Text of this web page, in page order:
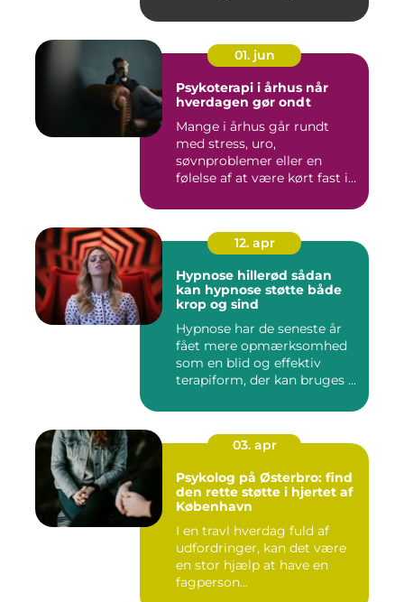
01. jun
Psykoterapi i århus når
hverdagen gør ondt
Mange i århus går rundt
med stress, uro,
søvnproblemer eller en
følelse af at være kørt fast i
12. apr
Hypnose hillerød sådan
kan hypnose støtte både
krop og sind
Hypnose har de seneste år
fået mere opmærksomhed
som en blid og effektiv
terapiform, der kan bruges ...
03. apr
Psykolog på Østerbro: find
den rette støtte i hjertet af
København
I en travl hverdag fuld af
udfordringer, kan det være
en stor hjælp at have en
fagperson...